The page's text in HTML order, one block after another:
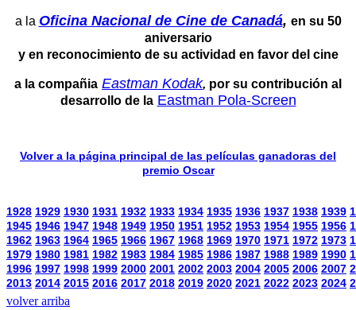
a la Oficina Nacional de Cine de Canadá, en su 50
aniversario
y en reconocimiento de su actividad en favor del cine
a la compañia Eastman Kodak, por su contribución al
desarrollo de la Eastman Pola-Screen
Volver a la página principal de las películas ganadoras del
premio Oscar
1928 1929 1930 1931 1932 1933 1934 1935 1936 1937 1938 1939
1945 1946 1947 1948 1949 1950 1951 1952 1953 1954 1955 1956
1962 1963 1964 1965 1966 1967 1968 1969 1970 1971 1972 1973
1979 1980 1981 1982 1983 1984 1985 1986 1987 1988 1989 1990
1996 1997 1998 1999 2000 2001 2002 2003 2004 2005 2006 2007
2013 2014 2015 2016 2017 2018 2019 2020 2021 2022 2023 2024
volver arriba